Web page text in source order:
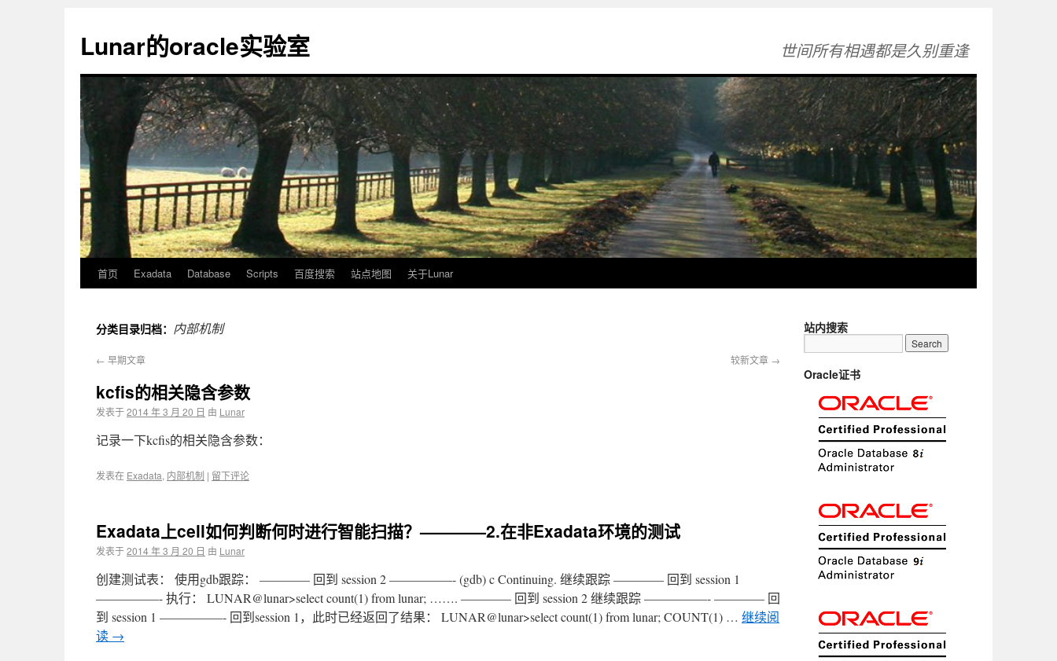
Lunar的oracle实验室 世间所有相遇都是久别重逢
首页 Exadata Database Scripts 百度搜索 站点地图 关于Lunar
分类目录归档： 内部机制
← 早期文章 较新文章 →
kcfis的相关隐含参数
发表于2014 年 3 月 20 日 由 Lunar
记录一下kcfis的相关隐含参数：
发表在 Exadata, 内部机制 | 留下评论
Exadata上cell如何判断何时进行智能扫描？————2.在非Exadata环境的测试
发表于2014 年 3 月 20 日 由 Lunar
创建测试表： 使用gdb跟踪： ———— 回到 session 2 —————- (gdb) c Continuing. 继续跟踪 ———— 回到 session 1
—————- 执行： LUNAR@lunar>select count(1) from lunar; ……. ———— 回到 session 2 继续跟踪 —————- ———— 回
到 session 1 —————- 回到session 1，此时已经返回了结果： LUNAR@lunar>select count(1) from lunar; COUNT(1) … 继续阅
读 →
站内搜索
Oracle证书